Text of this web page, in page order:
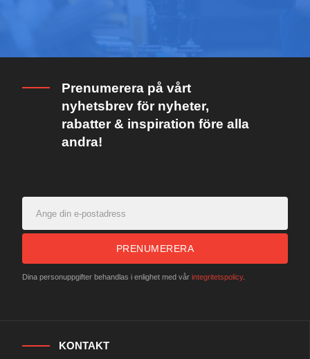
Prenumerera på vårt
nyhetsbrev för nyheter,
rabatter & inspiration före alla
andra!
PRENUMERERA
Dina personuppgifter behandlas i enlighet med vår integritetspolicy.
KONTAKT